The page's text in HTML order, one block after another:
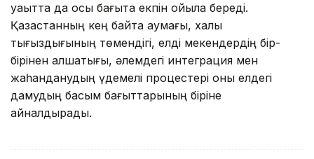
уақытта да осы бағытқа екпін қойыла береді.
Қазақстанның кең байтақ аумағы, халық
тығыздығының төмендігі, елді мекендердің бір-
бірінен алшақтығы, әлемдегі интеграция мен
жаһанданудың үдемелі процестері оны елдегі
дамудың басым бағыттарының біріне
айналдырады.